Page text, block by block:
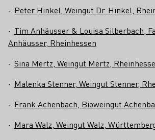
∙ Peter Hinkel, Weingut Dr. Hinkel,
∙ Tim Anhäusser & Louisa Silberbach,
Anhäusser, Rheinhessen
∙ Sina Mertz, Weingut Mertz,
∙ Malenka Stenner, Weingut Stenner,
∙ Frank Achenbach, Bioweingut
∙ Mara Walz, Weingut Walz,